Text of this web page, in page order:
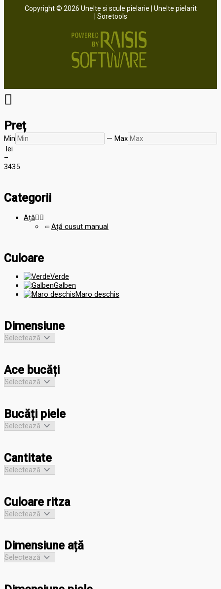
Copyright © 2026 Unelte si scule pielarie | Unelte pielarit
| Soretools
Preț
Min — Max
lei
–
3435
Categorii
Ață
Ață cusut manual
Culoare
Verde
Galben
Maro deschis
Dimensiune
Ace bucăți
Bucăți piele
Cantitate
Culoare ritza
Dimensiune ață